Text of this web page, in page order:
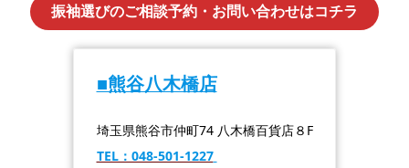
振袖選びのご相談予約・お問い合わせはコチラ
■熊谷八木橋店
埼玉県熊谷市仲町74 八木橋百貨店８F
TEL：048-501-1227